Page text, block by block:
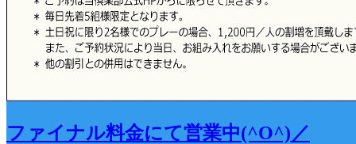
ファイナル料金にて営業中(^O^)／